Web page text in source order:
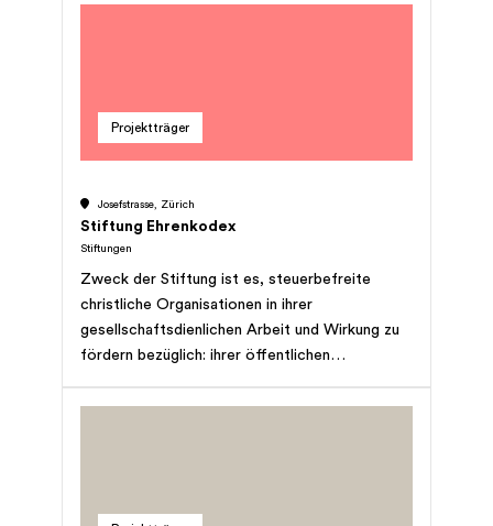
Projektträger
Josefstrasse, Zürich
Stiftung Ehrenkodex
Stiftungen
Zweck der Stiftung ist es, steuerbefreite
christliche Organisationen in ihrer
gesellschaftsdienlichen Arbeit und Wirkung zu
fördern bezüglich: ihrer öffentlichen
Glaubwürdigkeit in der Gesellschaft und ihrem